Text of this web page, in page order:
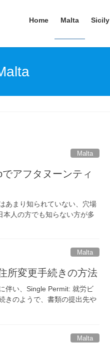
Home Malta Sicily
Malta
アフタヌーンティ
あまり知られていない、穴場
人の方でも知らない方が多
Malta
所変更手続きの方法
伴い、Single Permit: 就労ビ
きのようで、書類の提出先や
Malta